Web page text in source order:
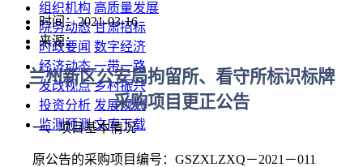
组织机构 高质量发展
院务动态 甘肃招标
时政要闻 数字经济
经济动态 一带一路
发改视点 乡村振兴
投资分析 发展规划
监测预测 文库下载
时间：2021-03-16
来源：
兰州新区公安局拘留所、看守所标识标牌
采购项目更正公告
一、项目基本情况
原公告的采购项目编号： GSZXLZXQ－2021－011